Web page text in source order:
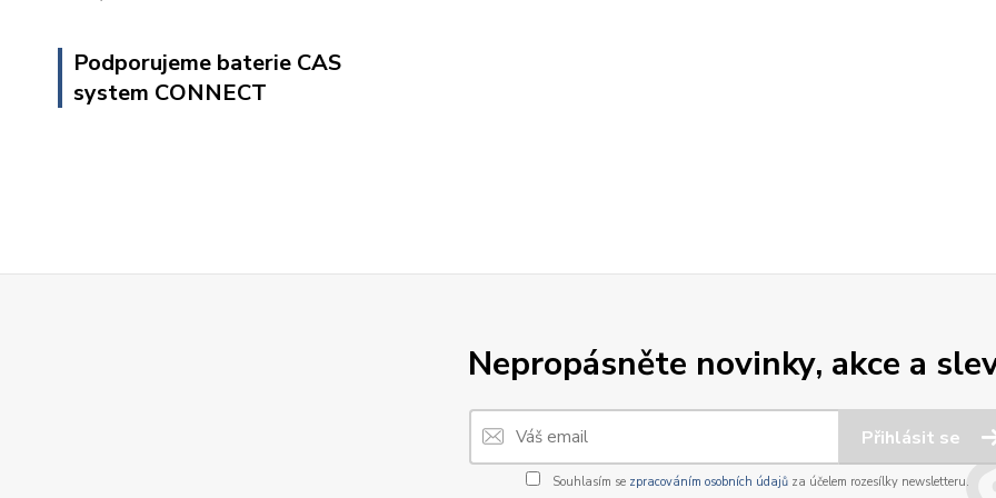
Podporujeme baterie CAS
system CONNECT
Nepropásněte novinky, akce a
Přihlásit se
Souhlasím se zpracováním osobních údajůza účelem rozesílky newsletteru.